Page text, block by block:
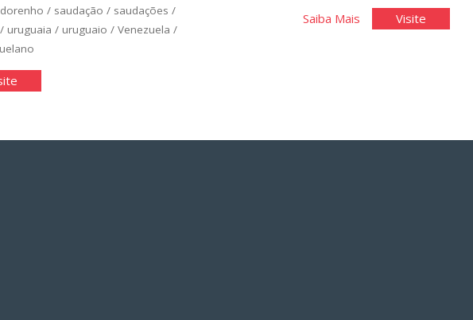
Saiba Mais"Espanhol
Visite"Espanhol
/ saudação / saudações /
/ uruguaia / uruguaio / Venezuela /
"Espanhol
1"